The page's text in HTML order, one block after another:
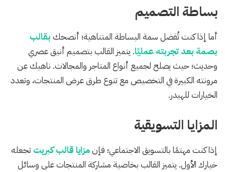
بساطة التصميم
أما إذا كنت تُفضل سمة البساطة المتناهية؛ أنصحكبقالب
بصمة بعد تجربته عمليًا. يتميز القالب بتصميم أنيق عصري
وحديث؛ حيث يصلح لجميع أنواع المتاجر والمجالات. ناهيك عن
مرونته الكبيرة في التخصيص مع تنوع طرق عرض المنتجات، وتعدد
الخيارات للهيدر.
المزايا التسويقية
إذا كنت مهتمًا بالتسويق الاجتماعي؛ فإنمزايا قالب كبريتتجعله
خيارك الأول. يتميز القالب بخاصية مشاركة المنتجات على وسائل